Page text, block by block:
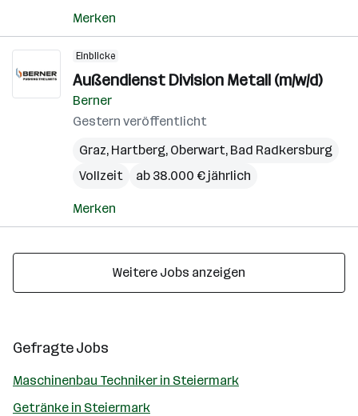
Merken
Einblicke
Außendienst Division Metall (m/w/d)
Berner
Gestern veröffentlicht
Graz, Hartberg, Oberwart, Bad Radkersburg
Vollzeit
ab 38.000 € jährlich
Merken
Weitere Jobs anzeigen
Gefragte Jobs
Maschinenbau Techniker in Steiermark
Getränke in Steiermark